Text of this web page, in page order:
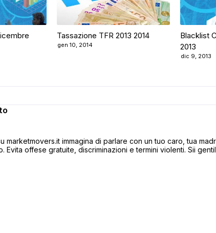
Tassazione TFR 2013 2014
gen 10, 2014
Blacklist
2013
dic 9, 2013
marketmovers.it immagina di parlare con un tuo caro, tua
Evita offese gratuite, discriminazioni e termini violenti. Sii